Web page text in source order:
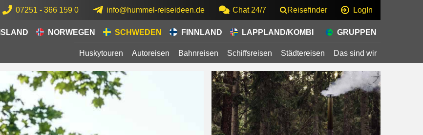
07251 - 366 159 0 info@hummel-reiseideen.de Chat 24/7 Reisefinder LogIn
ISLAND NORWEGEN SCHWEDEN FINNLAND LAPPLAND/KOMBI GRUPPEN
Huskytouren Autoreisen Bahnreisen Schiffsreisen Städtereisen Das sind wir